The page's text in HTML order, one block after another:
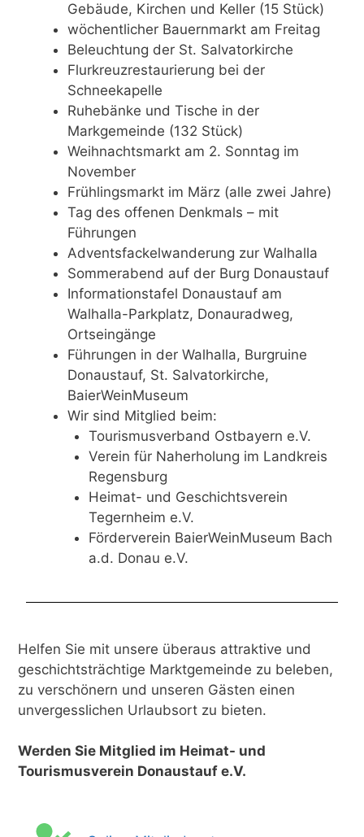
Gebäude, Kirchen und Keller (15 Stück)
wöchentlicher Bauernmarkt am Freitag
Beleuchtung der St. Salvatorkirche
Flurkreuzrestaurierung bei der
Schneekapelle
Ruhebänke und Tische in der
Markgemeinde (132 Stück)
Weihnachtsmarkt am 2. Sonntag im
November
Frühlingsmarkt im März (alle zwei Jahre)
Tag des offenen Denkmals – mit
Führungen
Adventsfackelwanderung zur Walhalla
Sommerabend auf der Burg Donaustauf
Informationstafel Donaustauf am
Walhalla-Parkplatz, Donauradweg,
Ortseingänge
Führungen in der Walhalla, Burgruine
Donaustauf, St. Salvatorkirche,
BaierWeinMuseum
Wir sind Mitglied beim:
Tourismusverband Ostbayern e.V.
Verein für Naherholung im Landkreis
Regensburg
Heimat- und Geschichtsverein
Tegernheim e.V.
Förderverein BaierWeinMuseum Bach
a.d. Donau e.V.
Helfen Sie mit unsere überaus attraktive und
geschichtsträchtige Marktgemeinde zu beleben,
zu verschönern und unseren Gästen einen
unvergesslichen Urlaubsort zu bieten.
Werden Sie Mitglied im Heimat- und
Tourismusverein Donaustauf e.V.